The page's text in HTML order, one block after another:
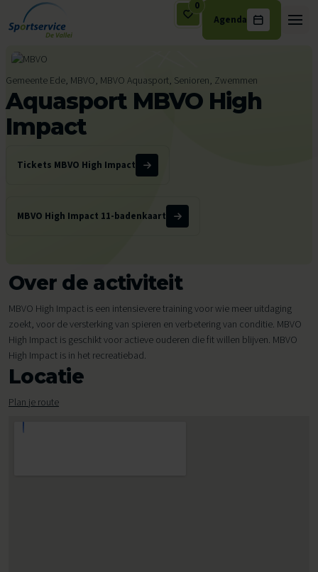
Ga naar de inhoud
0
Agenda
Gemeente Ede, MBVO, MBVO Aquasport, Senioren, Zwemmen
Aquasport MBVO High
Impact
Tickets MBVO High Impact
MBVO High Impact 11-badenkaart
Over de activiteit
MBVO High Impact is een intensievere training voor wie meer uitdaging
zoekt, voor de versterking van spieren en verbetering van conditie. MBVO
High Impact is geschikt voor actieve ouderen die fit willen blijven. MBVO
High Impact is in het recreatiebad.
Locatie
Plan je route